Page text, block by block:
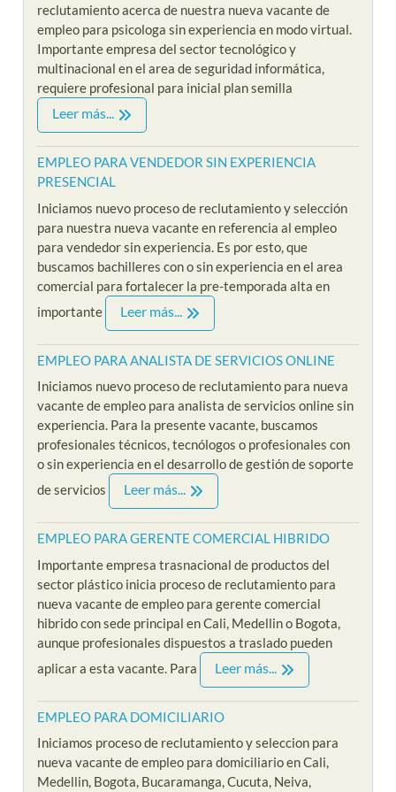
reclutamiento acerca de nuestra nueva vacante de
empleo para psicologa sin experiencia en modo virtual.
Importante empresa del sector tecnológico y
multinacional en el area de seguridad informática,
requiere profesional para inicial plan semilla
Leer más...
EMPLEO PARA VENDEDOR SIN EXPERIENCIA
PRESENCIAL
Iniciamos nuevo proceso de reclutamiento y selección
para nuestra nueva vacante en referencia al empleo
para vendedor sin experiencia. Es por esto, que
buscamos bachilleres con o sin experiencia en el area
comercial para fortalecer la pre-temporada alta en
importante
Leer más...
EMPLEO PARA ANALISTA DE SERVICIOS ONLINE
Iniciamos nuevo proceso de reclutamiento para nueva
vacante de empleo para analista de servicios online sin
experiencia. Para la presente vacante, buscamos
profesionales técnicos, tecnólogos o profesionales con
o sin experiencia en el desarrollo de gestión de soporte
de servicios
Leer más...
EMPLEO PARA GERENTE COMERCIAL HIBRIDO
Importante empresa trasnacional de productos del
sector plástico inicia proceso de reclutamiento para
nueva vacante de empleo para gerente comercial
hibrido con sede principal en Cali, Medellin o Bogota,
aunque profesionales dispuestos a traslado pueden
aplicar a esta vacante. Para
Leer más...
EMPLEO PARA DOMICILIARIO
Iniciamos proceso de reclutamiento y seleccion para
nueva vacante de empleo para domiciliario en Cali,
Medellin, Bogota, Bucaramanga, Cucuta, Neiva,